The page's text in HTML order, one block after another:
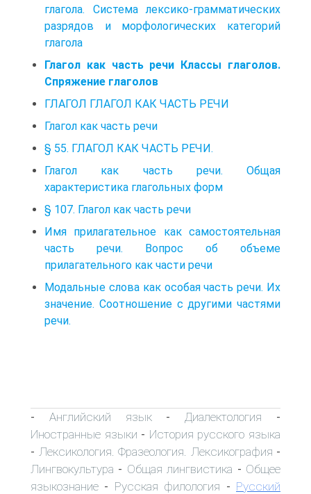
глагола. Система лексико-грамматических
разрядов и морфологических категорий
глагола
Глагол как часть речи Классы глаголов.
Спряжение глаголов
ГЛАГОЛ ГЛАГОЛ КАК ЧАСТЬ РЕЧИ
Глагол как часть речи
§ 55. ГЛАГОЛ КАК ЧАСТЬ РЕЧИ.
Глагол как часть речи. Общая
характеристика глагольных форм
§ 107. Глагол как часть речи
Имя прилагательное как самостоятельная
часть речи. Вопрос об объеме
прилагательного как части речи
Модальные слова как особая часть речи. Их
значение. Соотношение с другими частями
речи.
- Английский язык- Диалектология -
Иностранные языки - История русского языка
- Лексикология. Фразеология. Лексикография -
Лингвокультура - Общая лингвистика - Общее
языкознание - Русская филология - Русский